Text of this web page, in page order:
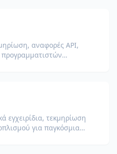
αναφορές API,
εγχειρίδια, τεκμηρίωση
για παγκόσμια